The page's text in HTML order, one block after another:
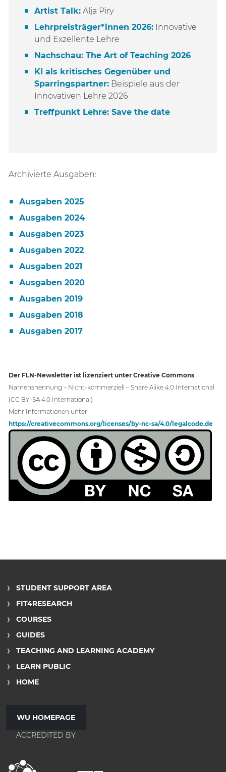
Artist Talk: Alja Piry
Lehrpreisträger*innen 2026: Innovative
und Exzellente Lehre
Nachschau: The Art of Teaching 2026
KI als kritisches Gegenüber und
Sparringspartner: Beispiele aus der
Innovativen Lehre 2026
Treffpunkt Lehre: Save the date
Archivierte Ausgaben:
Ausgaben 2025
Ausgaben 2024
Ausgaben 2023
Ausgaben 2022
Ausgaben 2021
Ausgaben 2020
Ausgaben 2019
Ausgaben 2018
Ausgaben 2017
Der FLN-Newsletter ist lizenziert unter Creative Commons
Namensnennung – Nicht-kommerziell – Share Alike 4.0 International
(CC BY-SA 4.0 International)
Mehr Informationen unter
https://creativecommons.org/licenses/by-nc-sa/4.0/legalcode.de
STUDENT SUPPORT AREA
FIT4RESEARCH
COURSES
GUIDES
TEACHING AND LEARNING ACADEMY
LEARN PUBLIC
HOME
WU HOMEPAGE
ACCREDITED BY: